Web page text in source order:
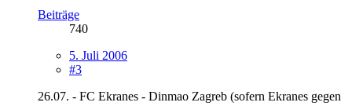
Beiträge
740
5. Juli 2006
#3
26.07. - FC Ekranes - Dinmao Zagreb (sofern Ekranes gegen